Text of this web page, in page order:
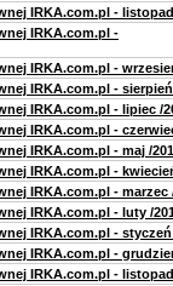
IRKA.com.pl -
IRKA.com.pl -
IRKA.com.pl -
IRKA.com.pl -
IRKA.com.pl - lipiec /
IRKA.com.pl -
IRKA.com.pl - maj /
IRKA.com.pl -
IRKA.com.pl - marzec
IRKA.com.pl - luty /
IRKA.com.pl - styczeń
IRKA.com.pl -
IRKA.com.pl - listopad